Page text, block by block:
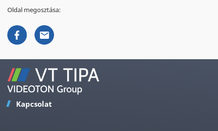
Oldal megosztása:
Kapcsolat